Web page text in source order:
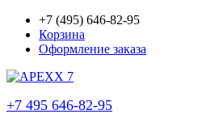
+7 (495) 646-82-95
Корзина
Оформление заказа
+7 495 646-82-95